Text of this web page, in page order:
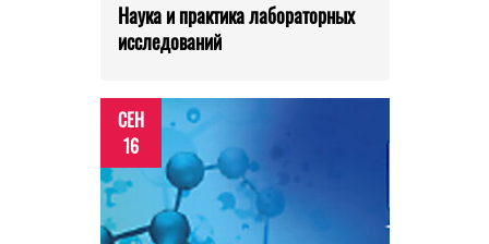
Наука и практика лабораторных
исследований
СЕН
16